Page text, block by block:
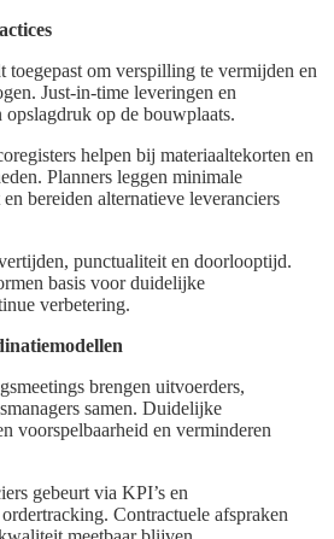
om verspilling te vermijden en
Just-in-time leveringen en
op de bouwplaats.
helpen bij materiaaltekorten en
Planners leggen minimale
bereiden alternatieve leveranciers
punctualiteit en doorlooptijd.
basis voor duidelijke
verbetering.
brengen uitvoerders,
samen. Duidelijke
voorspelbaarheid en verminderen
gebeurt via KPI’s en
Contractuele afspraken